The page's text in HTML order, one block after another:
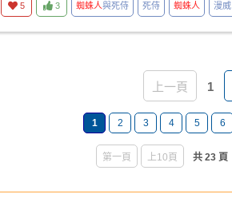
5 3 蜘蛛人與死侍 死侍 蜘蛛人 漫威
上一頁 1
1 2 3 4 5 6
第一頁 上10頁 共 23 頁